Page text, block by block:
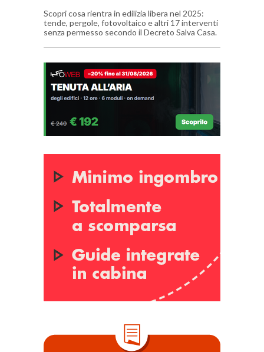
Scopri cosa rientra in edilizia libera nel 2025:
tende, pergole, fotovoltaico e altri 17 interventi
senza permesso secondo il Decreto Salva Casa.